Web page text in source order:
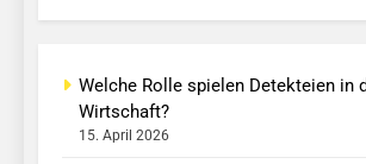
Welche Rolle spielen Detekteien in
Wirtschaft?
15. April 2026